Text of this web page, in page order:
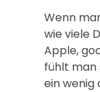
Wenn
wie viele
Apple,
fühlt man
ein wenig